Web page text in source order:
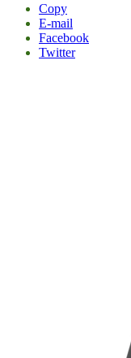
Copy
E-mail
Facebook
Twitter